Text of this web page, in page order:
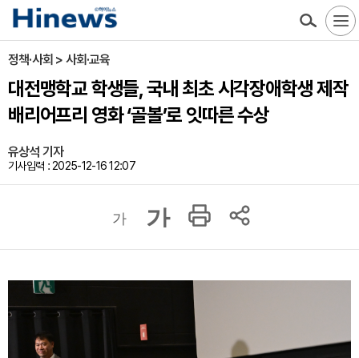
정책·사회 > 사회·교육
대전맹학교 학생들, 국내 최초 시각장애학생 제작
배리어프리 영화 ‘골볼’로 잇따른 수상
유상석 기자
기사입력 : 2025-12-16 12:07
가 가